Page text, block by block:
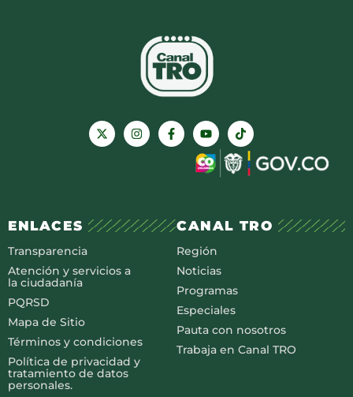
ENLACES
Transparencia
Atención y servicios a
la ciudadanía
PQRSD
Mapa de Sitio
Términos y condiciones
Política de privacidad y
tratamiento de datos
personales.
CANAL TRO
Región
Noticias
Programas
Especiales
Pauta con nosotros
Trabaja en Canal TRO